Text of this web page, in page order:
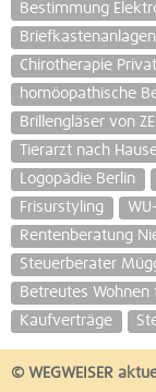
Bestimmung
Chirotherapie
homöopathische
Brillengläser von
Tierarzt nach
Logopädie Berlin
Frisurstyling
Rentenberatung
Steuerberater
Betreutes Wohnen
Kaufverträge
© WEGWEISER